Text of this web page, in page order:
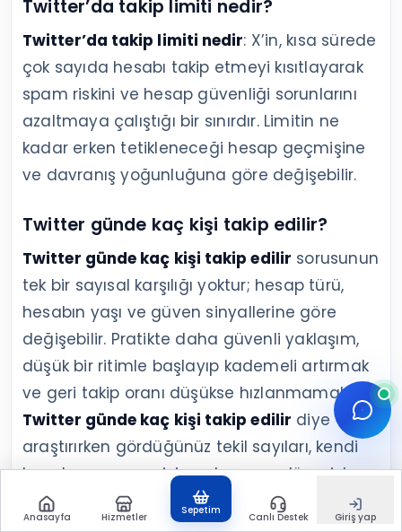
Twitter’da takip limiti nedir?
Twitter’da takip limiti nedir: X’in, kısa sürede
çok sayıda hesabı takip etmeyi kısıtlayarak
spam riskini ve hesap güvenliği sorunlarını
azaltmaya çalıştığı bir sınırdır. Limitin ne
kadar erken tetikleneceği hesap geçmişine
ve davranış yoğunluğuna göre değişebilir.
Twitter günde kaç kişi takip edilir?
Twitter günde kaç kişi takip edilir sorusunun
tek bir sayısal karşılığı yoktur; hesap türü,
hesabın yaşı ve güven sinyallerine göre
değişebilir. Pratikte daha güvenli yaklaşım,
düşük bir ritimle başlayıp kademeli artırmak
ve geri takip oranı düşükse hızlanmamaktır.
Twitter günde kaç kişi takip edilir diye
araştırırken gördüğünüz tekil sayıları, kendi
hesabınızın geçmişi ve davranış düzeniyle
birlikte düşünmek daha doğru olur.
Anasayfa Hizmetler
Sepetim
Canlı Destek Giriş yap